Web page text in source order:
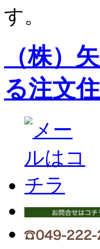
す。
（株）
る注文